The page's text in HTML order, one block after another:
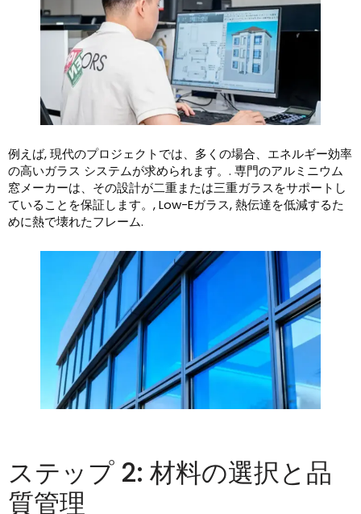
例えば, 現代のプロジェクトでは、多くの場合、エネルギー効率
の高いガラス システムが求められます。. 専門のアルミニウム
窓メーカーは、その設計が二重または三重ガラスをサポートし
ていることを保証します。, Low-Eガラス, 熱伝達を低減するた
めに熱で壊れたフレーム.
ステップ 2: 材料の選択と品
質管理